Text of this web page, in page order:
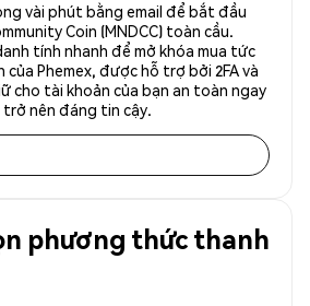
vài phút bằng email để bắt đầu
Coin (MNDCC) toàn cầu.
tính nhanh để mở khóa mua tức
Phemex, được hỗ trợ bởi 2FA và
cho tài khoản của bạn an toàn ngay
nên đáng tin cậy.
phương thức thanh